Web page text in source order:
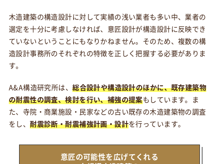
木造建築の構造設計に対して実績の浅い業者も多い中、業者の
選定を十分に考慮しなければ、意匠設計が構造設計に反映でき
ていないということにもなりかねません。そのため、複数の構
造設計事務所のそれぞれの特徴を正しく把握する必要がありま
す。
A&A構造研究所は、総合設計や構造設計のほかに、既存建築物
の耐震性の調査、検討を行い、補強の提案もしています。ま
た、寺院・商業施設・民家などの古い既存の木造建築物の調査
をし、耐震診断・耐震補強計画・設計を行っています。
意匠の可能性を広げてくれる